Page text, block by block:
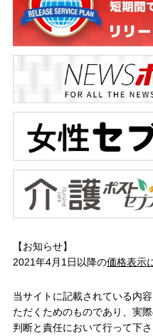
【お知らせ】
2021年4月1日以降の価格表示
当サイトに記載されている内
ただくためのものであり、実
判断と責任において行って下